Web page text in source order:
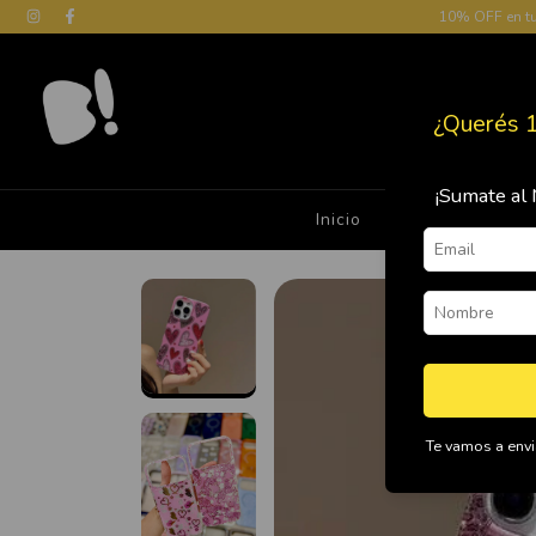
10% OFF en
Inicio
¿Querés
¡Sumate
Te vamos a